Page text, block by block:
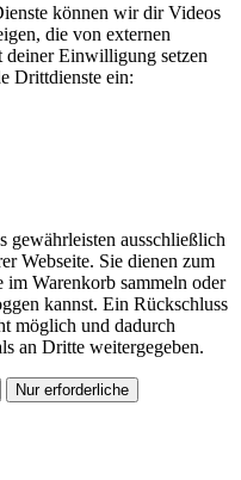
können wir dir Videos
die von externen
Einwilligung setzen
Drittdienste ein:
gewährleisten ausschließlich
Webseite. Sie dienen zum
im Warenkorb sammeln oder
kannst. Ein Rückschluss
möglich und dadurch
an Dritte weitergegeben.
Nur erforderliche